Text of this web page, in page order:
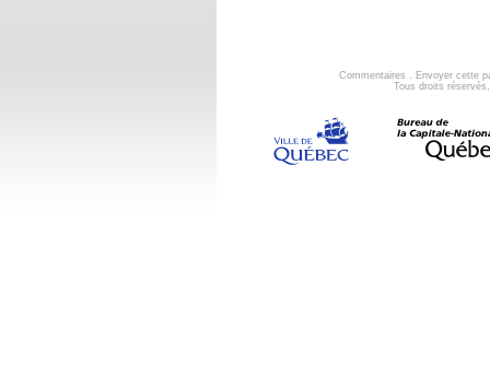
Commentaires . Envoyer cette
Tous droits